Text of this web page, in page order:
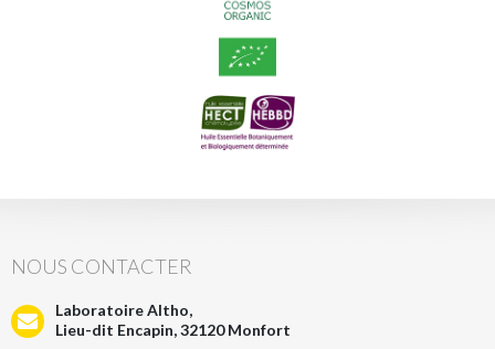
NOUS CONTACTER
Laboratoire Altho,
Lieu-dit Encapin, 32120 Monfort